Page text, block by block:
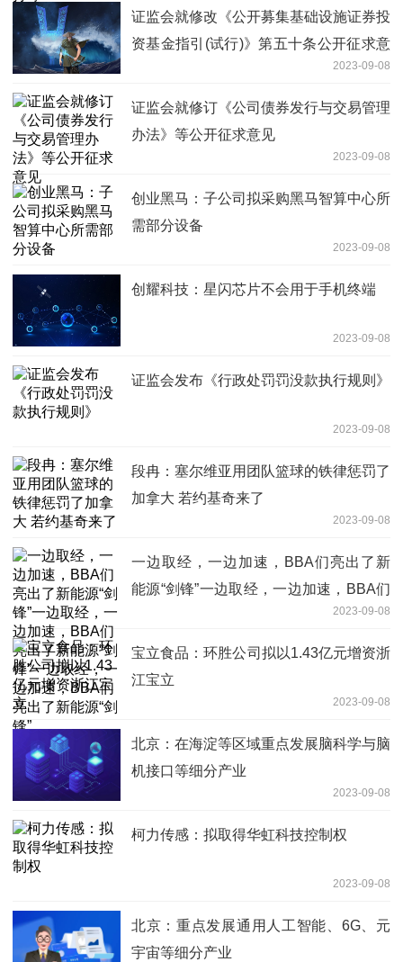
证监会就修改《公开募集基础设施证券投
资基金指引(试行)》第五十条公开征求意
2023-09-08
证监会就修订《公司债券发行与交易管理
办法》等公开征求意见
2023-09-08
创业黑马：子公司拟采购黑马智算中心所
需部分设备
2023-09-08
创耀科技：星闪芯片不会用于手机终端
2023-09-08
证监会发布《行政处罚罚没款执行规则》
2023-09-08
段冉：塞尔维亚用团队篮球的铁律惩罚了
加拿大 若约基奇来了
2023-09-08
一边取经，一边加速，BBA们亮出了新
能源“剑锋”一边取经，一边加速，BBA们
亮出了新能源“剑锋”一边取经，一边加
速，BBA们亮出了新能源“剑锋”
2023-09-08
宝立食品：环胜公司拟以1.43亿元增资浙
江宝立
2023-09-08
北京：在海淀等区域重点发展脑科学与脑
机接口等细分产业
2023-09-08
柯力传感：拟取得华虹科技控制权
2023-09-08
北京：重点发展通用人工智能、6G、元
宇宙等细分产业